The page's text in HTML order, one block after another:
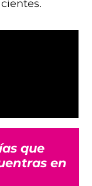
que
en